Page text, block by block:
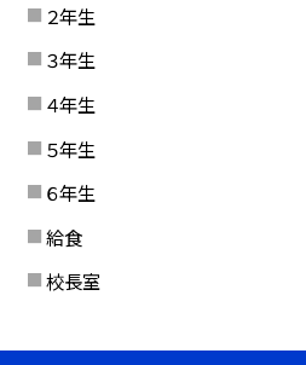
２年生
３年生
４年生
５年生
６年生
給食
校長室